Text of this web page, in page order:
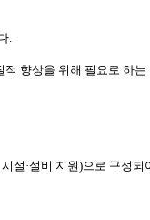
.
향상을 위해 필요로 하
설·설비 지원)으로 구성되